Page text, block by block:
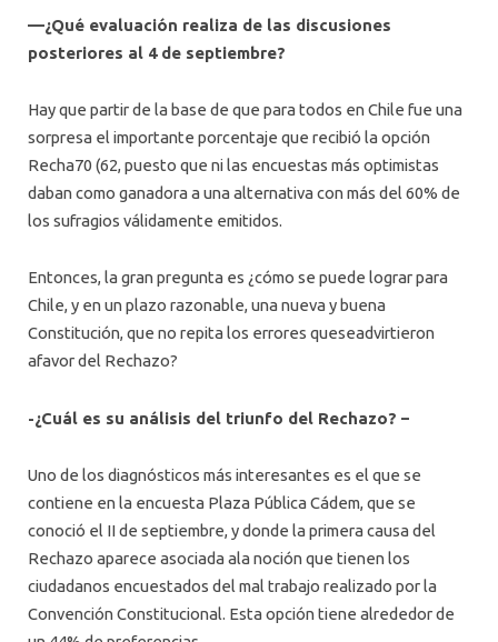
—¿Qué evaluación realiza de las discusiones
posteriores al 4 de septiembre?
Hay que partir de la base de que para todos en Chile fue una
sorpresa el importante porcentaje que recibió la opción
Recha70 (62, puesto que ni las encuestas más optimistas
daban como ganadora a una alternativa con más del 60% de
los sufragios válidamente emitidos.
Entonces, la gran pregunta es ¿cómo se puede lograr para
Chile, y en un plazo razonable, una nueva y buena
Constitución, que no repita los errores queseadvirtieron
afavor del Rechazo?
-¿Cuál es su análisis del triunfo del Rechazo? –
Uno de los diagnósticos más interesantes es el que se
contiene en la encuesta Plaza Pública Cádem, que se
conoció el II de septiembre, y donde la primera causa del
Rechazo aparece asociada ala noción que tienen los
ciudadanos encuestados del mal trabajo realizado por la
Convención Constitucional. Esta opción tiene alrededor de